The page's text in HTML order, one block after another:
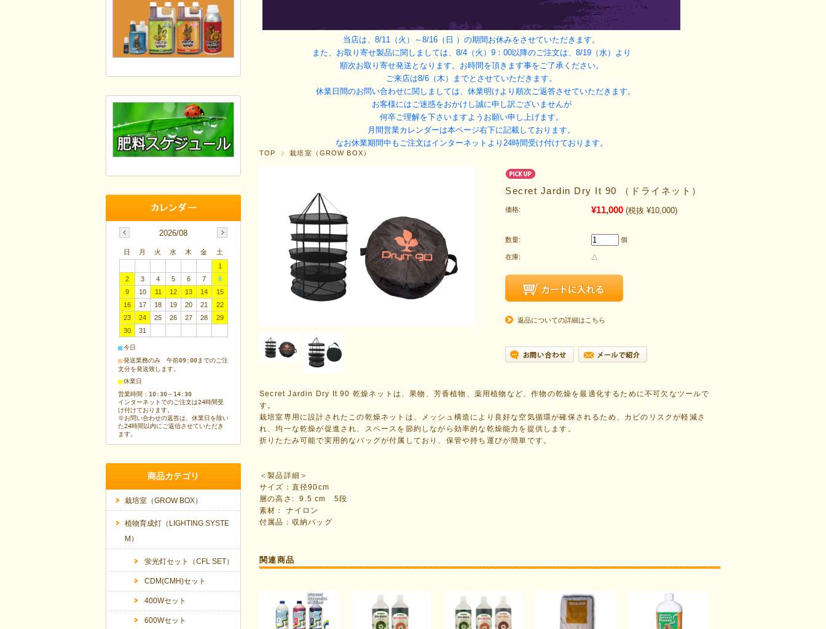
当店は、8/11（火）～8/16（日 ） の期間お休みをさせていただきます。
また、お取り寄せ製品に関しましては、8/4（火）9：00以降のご注文は、8/19（水）より
順次お取り寄せ発送となります。お時間を頂きます事をご了承ください。
ご来店は8/6（木）までとさせていただきます。
休業日間のお問い合わせに関しましては、休業明けより順次ご返答させていただきます。
お客様にはご迷惑をおかけし誠に申し訳ございませんが
何卒ご理解を下さいますようお願い申し上げます。
月間営業カレンダーは本ページ右下に記載しております。
なお休業期間中もご注文はインターネットより24時間受け付けております。
TOP 栽培室（GROW BOX）
Secret Jardin Dry It 90 （ドライネット）
価格: ¥11,000 (税抜 ¥10,000)
数量: 個
在庫: △
返品についての詳細はこちら
Secret Jardin Dry It 90 乾燥ネットは、果物、芳香植物、薬用植物など、作物の乾燥を最適化するために不可欠なツールで
す。
栽培室専用に設計されたこの乾燥ネットは、メッシュ構造により良好な空気循環が確保されるため、カビのリスクが軽減さ
れ、均一な乾燥が促進され、スペースを節約しながら効率的な乾燥能力を提供します。
折りたたみ可能で実用的なバッグが付属しており、保管や持ち運びが簡単です。
＜製品詳細＞
サイズ：直径90cm
層の高さ: 9.5 cm 5段
素材： ナイロン
付属品：収納バッグ
関連商品
2026/08
日 月 火 水 木 金
土
1
2
3 4 5 6 7
8
9
10 11 12 13 14
15
16
17 18 19 20 21
22
23
24 25 26 27 28
29
30
31
■今日
■発送業務のみ 午前09:00までのご注
文分を発送致します。
■休業日
営業時間：10:30～14:30
インターネットでのご注文は24時間受
け付けております。
※お問い合わせの返答は、休業日を除い
た24時間以内にご返信させていただき
ます。
商品カテゴリ
栽培室（GROW BOX）
植物育成灯（LIGHTING SYSTE
M）
蛍光灯セット（CFL SET）
CDM(CMH)セット
400Wセット
600Wセット